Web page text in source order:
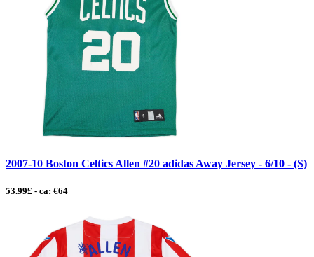
2007-10 Boston Celtics Allen #20 adidas Away Jersey - 6/10 - (S)
53.99£ - ca: €64